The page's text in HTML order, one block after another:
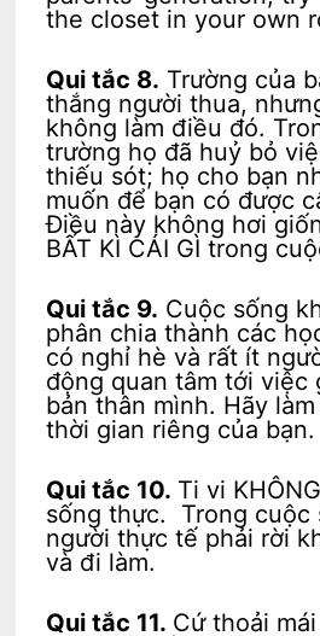
the closet in your own
Qui tắc 8. Trường của
thắng người thua,
không làm điều đó.
trường họ đã huỷ bỏ
thiếu sót; họ cho bạn
muốn để bạn có được
Điều này không hơi
BẤT KÌ CÁI GÌ trong
Qui tắc 9. Cuộc sống
phân chia thành các
có nghỉ hè và rất ít
động quan tâm tới việc
bản thân mình. Hãy
thời gian riêng của bạn.
Qui tắc 10. Ti vi
sống thực. Trong cuộc
người thực tế phải rời
và đi làm.
Qui tắc 11. Cứ thoải